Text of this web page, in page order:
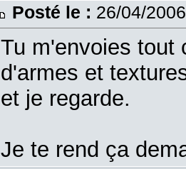
Posté le : 26/04/
Tu m'envoies tout
d'armes et
et je regarde.
Je te rend ça